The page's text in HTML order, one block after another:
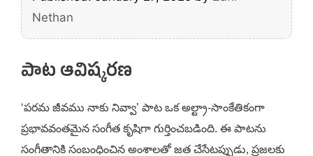
Nethan
పాట ఆవిష్కరణ
‘పరమ జీవము నాకు నివ్వా’ పాట ఒక అల్ట్రా-సాంకేతికంగా
ప్రభావవంతమైన సంగీత కృషిగా గుర్తించబడింది. ఈ పాటను
సంగీతానికి సంబంధించిన అంశాలతో జత చేసేటప్పుడు, ప్రజలకు